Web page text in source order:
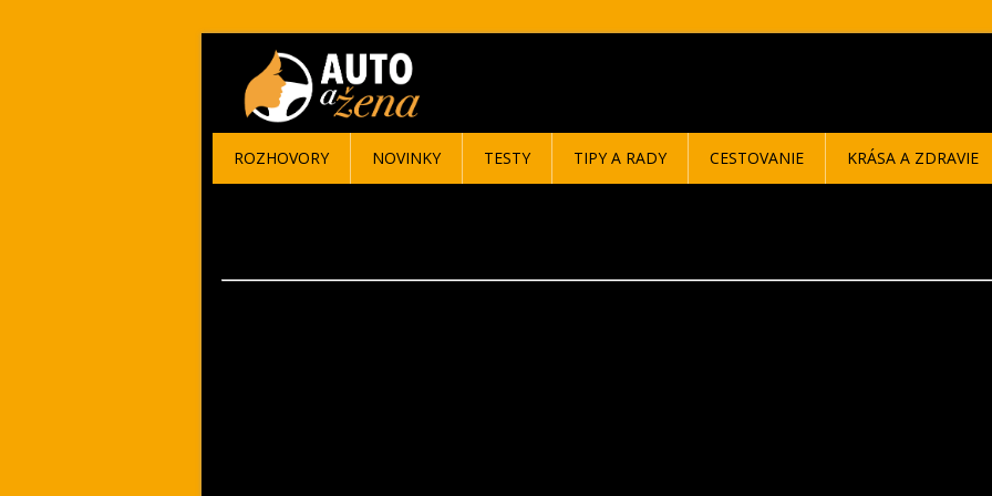
ROZHOVORY NOVINKY TESTY TIPY A RADY CESTOVANIE KRÁSA A ZDRAVIE